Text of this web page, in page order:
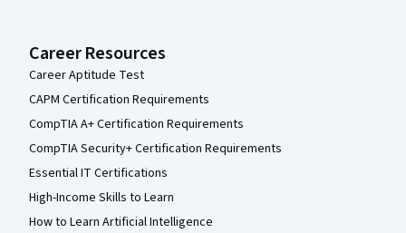
Career Resources
Career Aptitude Test
CAPM Certification Requirements
CompTIA A+ Certification Requirements
CompTIA Security+ Certification Requirements
Essential IT Certifications
High-Income Skills to Learn
How to Learn Artificial Intelligence